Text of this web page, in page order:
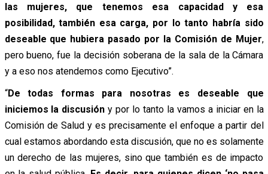
las mujeres, que tenemos esa capacidad y esa
posibilidad, también esa carga, por lo tanto habría sido
deseable que hubiera pasado por la Comisión de Mujer,
pero bueno, fue la decisión soberana de la sala de la Cámara
y a eso nos atendemos como Ejecutivo”.
“De todas formas para nosotras es deseable que
iniciemos la discusión y por lo tanto la vamos a iniciar en la
Comisión de Salud y es precisamente el enfoque a partir del
cual estamos abordando esta discusión, que no es solamente
un derecho de las mujeres, sino que también es de impacto